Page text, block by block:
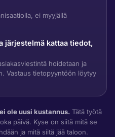
ei myyjällä
järjestelmä kattaa tiedot,
hoidetaan ja
Vastaus tietopyyntöön löytyy
ole uusi kustannus. Tätä työtä
päivä. Kyse on siitä mitä se
ja mitä siitä jää taloon.